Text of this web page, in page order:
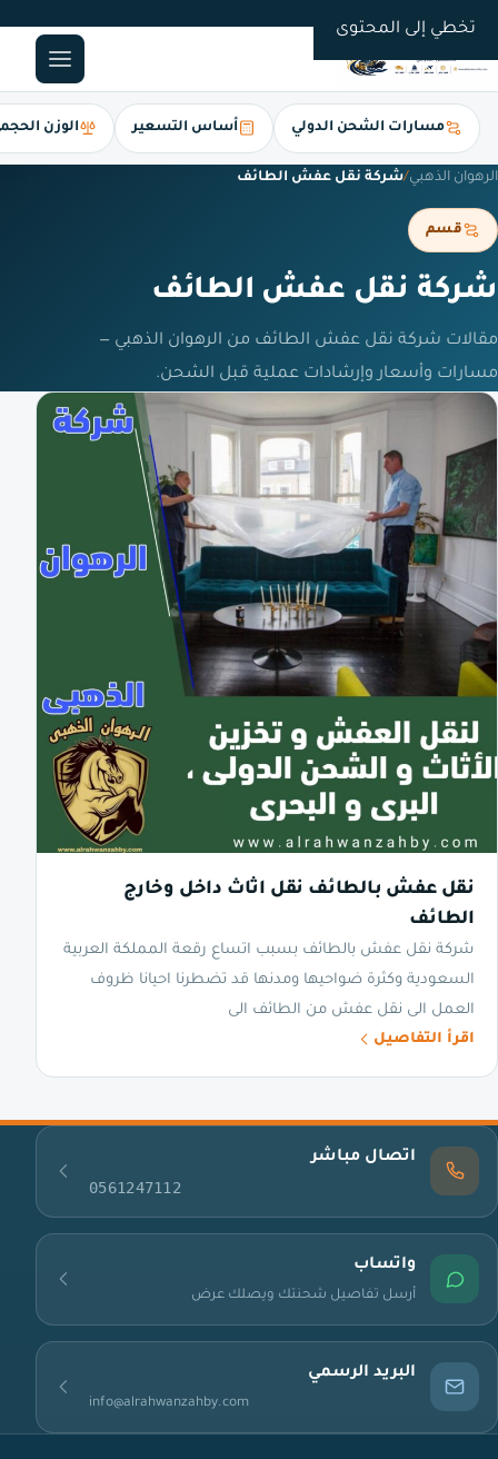
تخطي إلى المحتوى
مسارات الشحن الدولي أساس التسعير الوزن
الرهوان الذهبي/شركة نقل عفش الطائف
قسم
شركة نقل عفش الطائف
مقالات شركة نقل عفش الطائف من الرهوان الذهبي —
مسارات وأسعار وإرشادات عملية قبل الشحن.
نقل عفش بالطائف نقل اثاث داخل وخارج
الطائف
شركة نقل عفش بالطائف بسبب اتساع رقعة المملكة العربية
السعودية وكثرة ضواحيها ومدنها قد تضطرنا احيانا ظروف
العمل الى نقل عفش من الطائف الى
اقرأ التفاصيل
اتصال مباشر
0561247112
واتساب
أرسل تفاصيل شحنتك ويصلك عرض
البريد الرسمي
info@alrahwanzahby.com